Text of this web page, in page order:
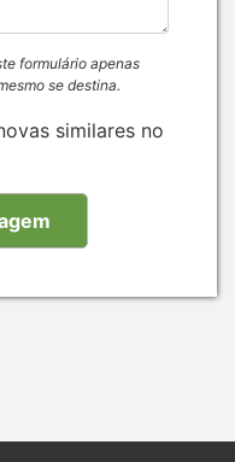
formulário apenas
se destina.
similares no